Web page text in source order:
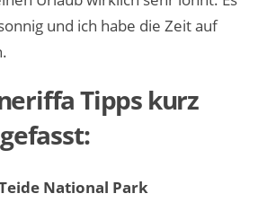
und ich habe die Zeit auf
Tipps kurz
National Park